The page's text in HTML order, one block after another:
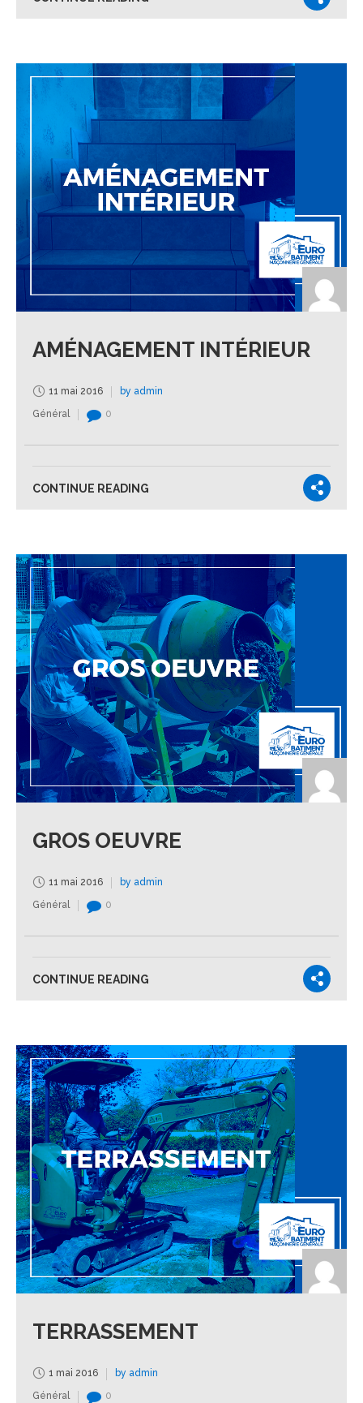
AMÉNAGEMENT INTÉRIEUR
11 mai 2016
by admin
Général
0
CONTINUE READING
GROS OEUVRE
11 mai 2016
by admin
Général
0
CONTINUE READING
TERRASSEMENT
1 mai 2016
by admin
Général
0